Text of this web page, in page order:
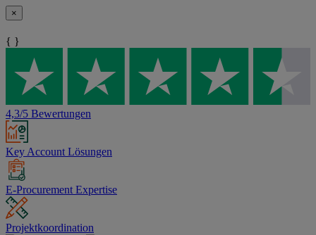
×
{ }
4,3/5 Bewertungen
Key Account Lösungen
E-Procurement Expertise
Projektkoordination